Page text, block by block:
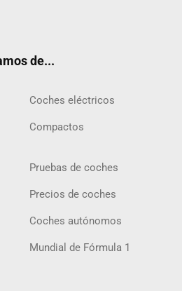
de...
Coches eléctricos
Compactos
Pruebas de coches
Precios de coches
Coches autónomos
Mundial de Fórmula 1